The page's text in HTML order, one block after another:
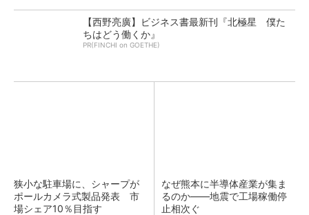
【西野亮廣】ビジネス書最新刊『北極星 僕た
ちはどう働くか』
PR(FINCHI on GOETHE)
狭小な駐車場に、シャープが
ポールカメラ式製品発表 市
場シェア10％目指す
なぜ熊本に半導体産業が集ま
るのか――地震で工場稼働停
止相次ぐ